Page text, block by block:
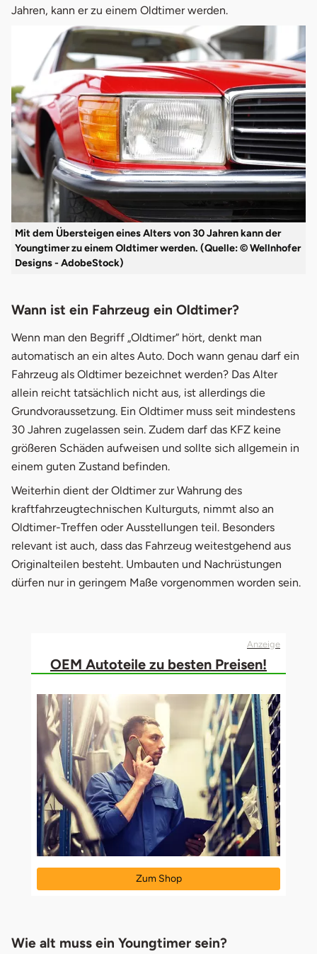
6. Oldtimer-Bestand nimmt zu
Jahren, kann er zu einem Oldtimer werden.
Mit dem Übersteigen eines Alters von 30 Jahren kann der
Youngtimer zu einem Oldtimer werden. (Quelle: © Wellnhofer
Designs - AdobeStock)
Wann ist ein Fahrzeug ein Oldtimer?
Wenn man den Begriff „Oldtimer“ hört, denkt man
automatisch an ein altes Auto. Doch wann genau darf ein
Fahrzeug als Oldtimer bezeichnet werden? Das Alter
allein reicht tatsächlich nicht aus, ist allerdings die
Grundvoraussetzung. Ein Oldtimer muss seit mindestens
30 Jahren zugelassen sein. Zudem darf das KFZ keine
größeren Schäden aufweisen und sollte sich allgemein in
einem guten Zustand befinden.
Weiterhin dient der Oldtimer zur Wahrung des
kraftfahrzeugtechnischen Kulturguts, nimmt also an
Oldtimer-Treffen oder Ausstellungen teil. Besonders
relevant ist auch, dass das Fahrzeug weitestgehend aus
Originalteilen besteht. Umbauten und Nachrüstungen
dürfen nur in geringem Maße vorgenommen worden sein.
Anzeige
OEM Autoteile zu besten Preisen!
Zum Shop
Wie alt muss ein Youngtimer sein?